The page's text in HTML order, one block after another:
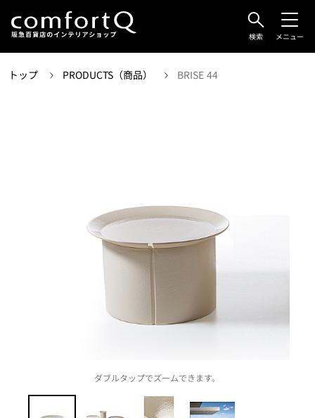
検索 メニュー
トップ PRODUCTS（商品） BRISE 44
ダブルタップでズームできます。